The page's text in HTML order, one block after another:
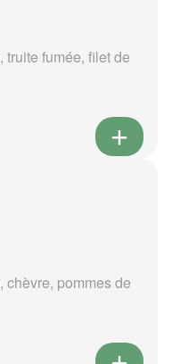
fumée, filet de
chèvre, pommes de